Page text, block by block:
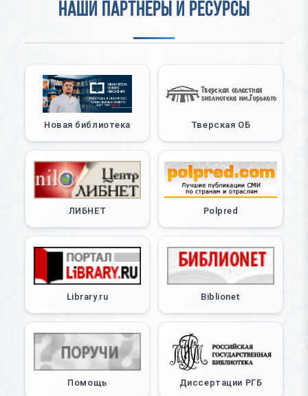
НАШИ ПАРТНЕРЫ И РЕСУРСЫ
Новая библиотека Тверская ОБ
ЛИБНЕТ Polpred
Library.ru Biblionet
Помощь Диссертации РГБ